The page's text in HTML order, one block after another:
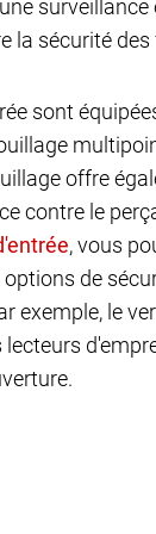
surveillance
la sécurité des
sont
offre
contre le
, vous
de
exemple, le